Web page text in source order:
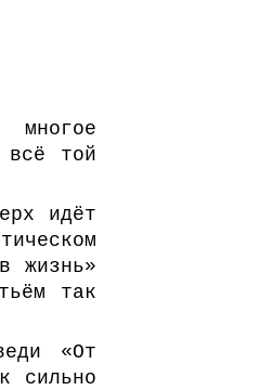
многое
всё той
идёт
жизнь»
так
«От
сильно